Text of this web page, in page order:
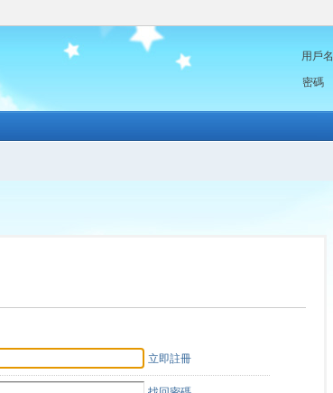
用戶名
密碼
立即註冊